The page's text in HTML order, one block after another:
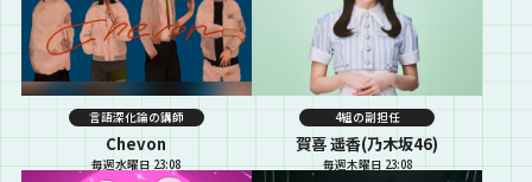
言語深化論の講師
Chevon
毎週水曜日 23:08
4組の副担任
賀喜 遥香(乃木坂46)
毎週木曜日 23:08